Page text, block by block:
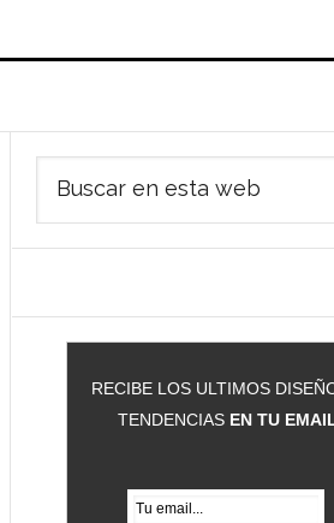
Barra
lateral
principal
RECIBE LOS ULTIMOS
TENDENCIAS EN TU